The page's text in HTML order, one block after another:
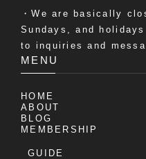
・We are basically
Sundays, and
to inquiries and
MENU
HOME
ABOUT
BLOG
MEMBERSHIP
GUIDE